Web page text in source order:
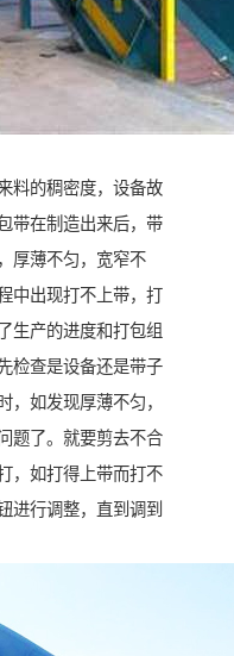
料的稠密度，设备故
带在制造出来后，带
厚薄不匀，宽窄不
中出现打不上带，打
生产的进度和打包组
检查是设备还是带子
，如发现厚薄不匀，
题了。就要剪去不合
，如打得上带而打不
进行调整，直到调到